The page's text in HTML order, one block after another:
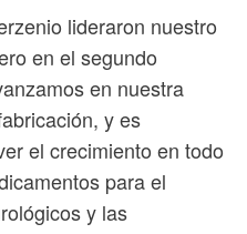
lideraron nuestro
en el segundo
en nuestra
y es
el crecimiento en todo
para el
y las